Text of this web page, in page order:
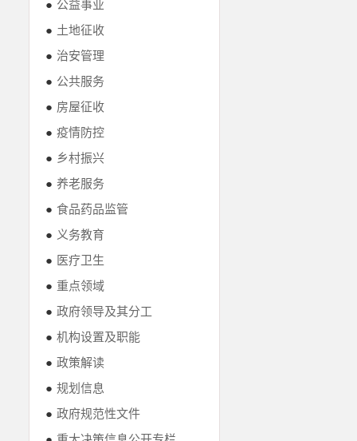
● 公益事业
● 土地征收
● 治安管理
● 公共服务
● 房屋征收
● 疫情防控
● 乡村振兴
● 养老服务
● 食品药品监管
● 义务教育
● 医疗卫生
● 重点领域
● 政府领导及其分工
● 机构设置及职能
● 政策解读
● 规划信息
● 政府规范性文件